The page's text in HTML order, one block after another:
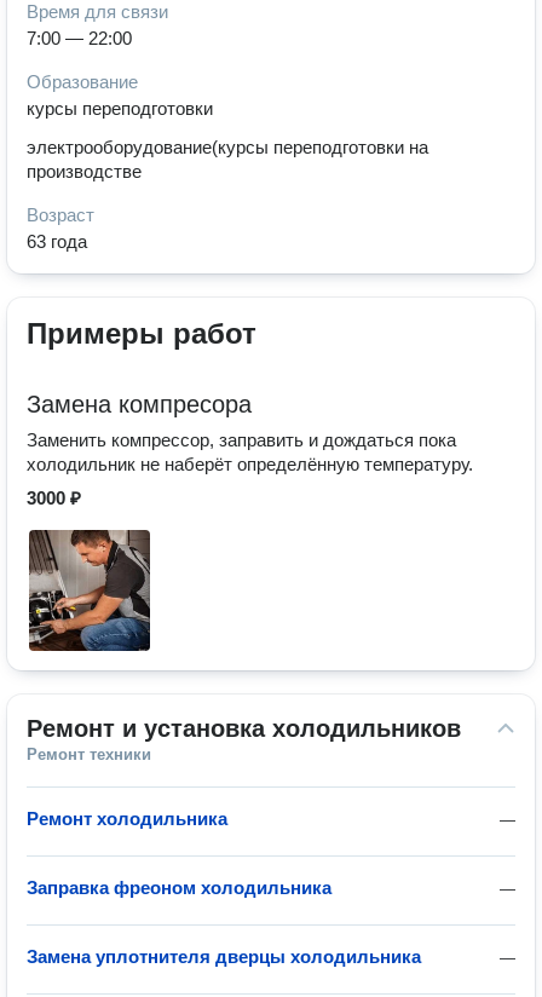
Время для связи
7:00 — 22:00
Образование
курсы переподготовки
электрооборудование(курсы переподготовки на
производстве
Возраст
63 года
Примеры работ
Замена компресора
Заменить компрессор, заправить и дождаться пока
холодильник не наберёт определённую температуру.
3000 ₽
Ремонт и установка холодильников
Ремонт техники
—
Ремонт холодильника
—
Заправка фреоном холодильника
—
Замена уплотнителя дверцы холодильника